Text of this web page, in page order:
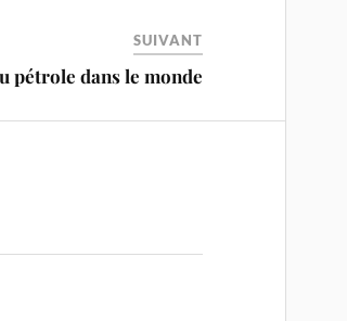
SUIVANT
pétrole dans le monde